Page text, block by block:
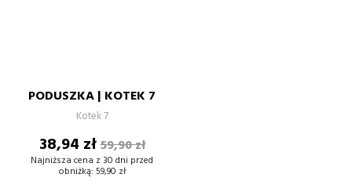
PODUSZKA | KOTEK 7
Kotek 7
Cena
38,94 złCena
podstawowa
59,90 zł
Najniższa cena z 30 dni przed
obniżką: 59,90 zł